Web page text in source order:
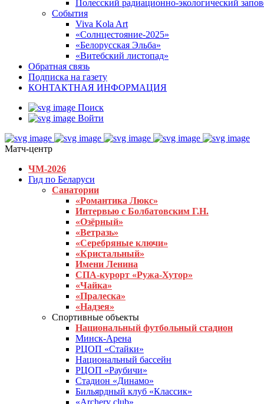
Полесский радиационно-экологический
События
Viva Kola Art
«Солнцестояние-2025»
«Белорусская Эльба»
«Витебский листопад»
Обратная связь
Подписка на газету
КОНТАКТНАЯ ИНФОРМАЦИЯ
Поиск
Войти
Матч-центр
ЧМ-2026
Гид по Беларуси
Санатории
«Романтика Люкс»
Интервью с Болбатовским Г.Н.
«Озёрный»
«Ветразь»
«Серебряные ключи»
«Кристальный»
Имени Ленина
СПА-курорт «Ружа-Хутор»
«Чайка»
«Пралеска»
«Надзея»
Спортивные объекты
Национальный футбольный стадион
Минск-Арена
РЦОП «Стайки»
Национальный бассейн
РЦОП «Раубичи»
Стадион «Динамо»
Бильярдный клуб «Классик»
«Archery club»